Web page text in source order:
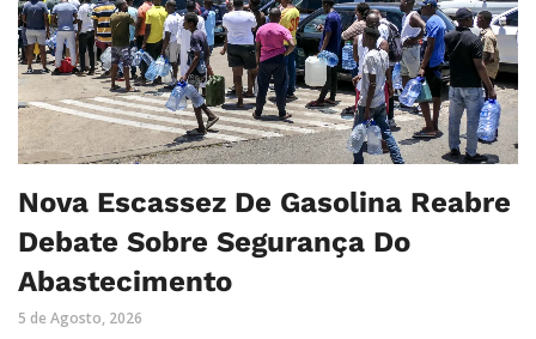
Nova Escassez De Gasolina Reabre
Debate Sobre Segurança Do
Abastecimento
5 de Agosto, 2026